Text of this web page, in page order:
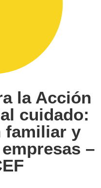
la Acción
cuidado:
familiar y
–